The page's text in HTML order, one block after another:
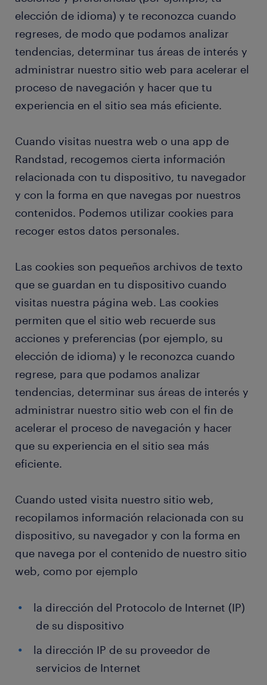
elección de idioma) y te reconozca cuando
regreses, de modo que podamos analizar
tendencias, determinar tus áreas de interés y
administrar nuestro sitio web para acelerar el
proceso de navegación y hacer que tu
experiencia en el sitio sea más eficiente.
Cuando visitas nuestra web o una app de
Randstad, recogemos cierta información
relacionada con tu dispositivo, tu navegador
y con la forma en que navegas por nuestros
contenidos. Podemos utilizar cookies para
recoger estos datos personales.
Las cookies son pequeños archivos de texto
que se guardan en tu dispositivo cuando
visitas nuestra página web. Las cookies
permiten que el sitio web recuerde sus
acciones y preferencias (por ejemplo, su
elección de idioma) y le reconozca cuando
regrese, para que podamos analizar
tendencias, determinar sus áreas de interés y
administrar nuestro sitio web con el fin de
acelerar el proceso de navegación y hacer
que su experiencia en el sitio sea más
eficiente.
Cuando usted visita nuestro sitio web,
recopilamos información relacionada con su
dispositivo, su navegador y con la forma en
que navega por el contenido de nuestro sitio
web, como por ejemplo
la dirección del Protocolo de Internet (IP)
de su dispositivo
la dirección IP de su proveedor de
servicios de Internet